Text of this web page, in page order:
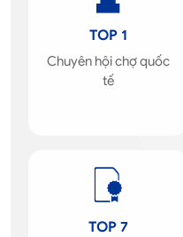
TOP 1
Chuyên hội chợ quốc
tế
TOP 7